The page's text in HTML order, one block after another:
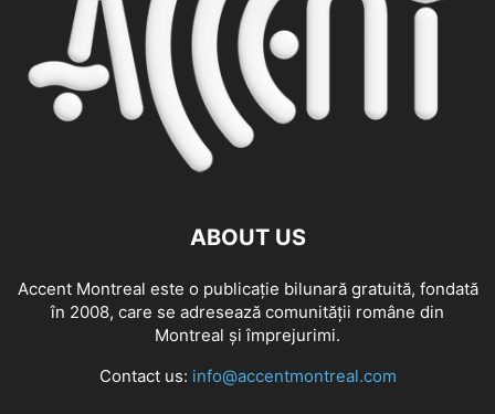
ABOUT US
Accent Montreal este o publicație bilunară gratuită, fondată
în 2008, care se adresează comunităţii române din
Montreal şi împrejurimi.
Contact us: info@accentmontreal.com